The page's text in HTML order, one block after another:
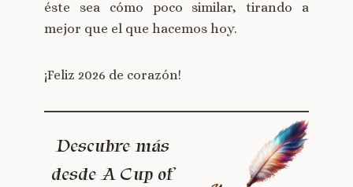
éste sea cómo poco similar, tirando a
mejor que el que hacemos hoy.
¡Feliz 2026 de corazón!
Descubre más
desde A Cup of